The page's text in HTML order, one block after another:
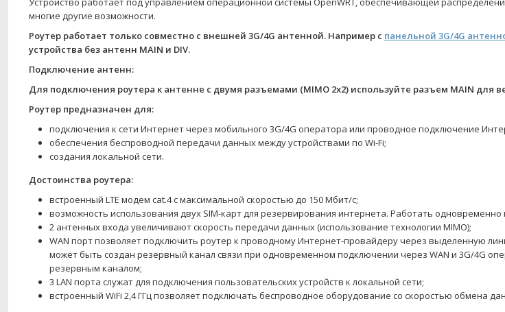
многие другие возможности.
Роутер работает только совместно с внешней 3G/4G антенной. Например с панельной 3G/4G
устройства без антенн MAIN и DIV.
Подключение антенн:
Для подключения роутера к антенне с двумя разъемами (MIMO 2x2) используйте разъем MAIN для
Роутер предназначен для:
подключения к сети Интернет через мобильного 3G/4G оператора или проводное подключение
обеспечения беспроводной передачи данных между устройствами по Wi-Fi;
создания локальной сети.
Достоинства роутера:
встроенный LTE модем cat.4 с максимальной скоростью до 150 Мбит/с;
возможность использования двух SIM-карт для резервирования интернета. Работать одновременно
2 антенных входа увеличивают скорость передачи данных (использование технологии MIMO);
WAN порт позволяет подключить роутер к проводному Интернет-провайдеру через выделенную
может быть создан резервный канал связи при одновременном подключении через WAN и 3G/4G
резервным каналом;
3 LAN порта служат для подключения пользовательских устройств к локальной сети;
встроенный WiFi 2,4 ГГц позволяет подключать беспроводное оборудование со скоростью обмена